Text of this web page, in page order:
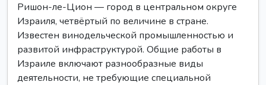
Ришон-ле-Цион — город в центральном округе
Израиля, четвёртый по величине в стране.
Известен винодельческой промышленностью и
развитой инфраструктурой. Общие работы в
Израиле включают разнообразные виды
деятельности, не требующие специальной